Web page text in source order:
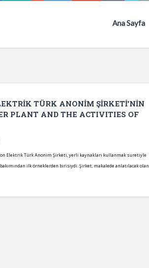
Ana Sayfa
TÜRK ANONİM ŞİRKETİ’NİN
PLANT AND THE ACTIVITIES OF
Elektrik Türk Anonim Şirketi, yerli kaynakları kullanmak suretiyle
ilk örneklerden birisiydi. Şirket, makalede anlatılacak olan